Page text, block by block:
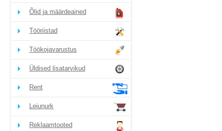
Õlid ja määrdeained
Tööriistad
Töökojavarustus
Üldised lisatarvikud
Rent
Leiunurk
Reklaamtooted